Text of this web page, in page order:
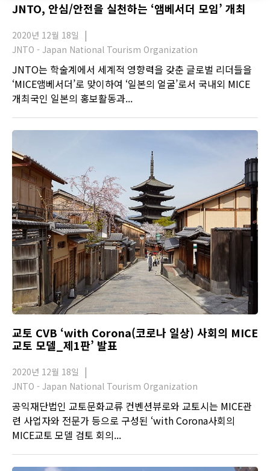
JNTO, 안심/안전을 실천하는 ‘앰베서더 모임’ 개최
2020년 12월 18일
JNTO - Japan National Tourism Organization
JNTO는 학술계에서 세계적 영향력을 갖춘 글로벌 리더들을
‘MICE앰베서더’로 맞이하여 ‘일본의 얼굴’로서 국내외 MICE
개최국인 일본의 홍보활동과...
교토 CVB ‘with Corona(코로나 일상) 사회의 MICE
교토 모델_제1판’ 발표
2020년 12월 18일
JNTO - Japan National Tourism Organization
공익재단법인 교토문화교류 컨벤션뷰로와 교토시는 MICE관
련 사업자와 전문가 등으로 구성된 ‘with Corona사회의
MICE교토 모델 검토 회의...